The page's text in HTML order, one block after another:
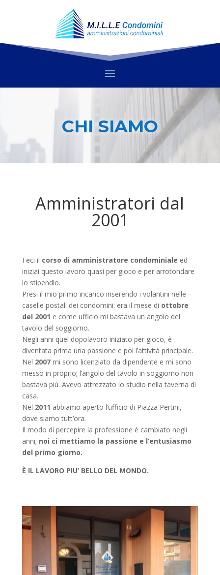
CHI SIAMO
Amministratori dal
2001
Feci il corso di amministratore condominiale ed
iniziai questo lavoro quasi per gioco e per arrotondare
lo stipendio.
Presi il mio primo incarico inserendo i volantini nelle
caselle postali dei condomini: era il mese di ottobre
del 2001 e come ufficio mi bastava un angolo del
tavolo del soggiorno.
Negli anni quel dopolavoro iniziato per gioco, è
diventata prima una passione e poi l’attività principale.
Nel 2007mi sono licenziato da dipendente e mi sono
messo in proprio; l’angolo del tavolo in soggiorno non
bastava più. Avevo attrezzato lo studio nella taverna di
casa.
Nel 2011 abbiamo aperto l’ufficio di Piazza Pertini,
dove siamo tutt’ora.
Il modo di percepire la professione è cambiato negli
anni; noi ci mettiamo la passione e l’entusiasmo
del primo giorno.
È IL LAVORO PIU’ BELLO DEL MONDO.